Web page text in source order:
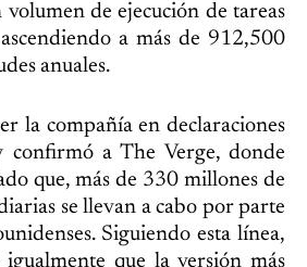
de ejecución de tareas
a más de 912,500
anuales.
la compañía en declaraciones
confirmó a The Verge, donde
que, más de 330 millones de
se llevan a cabo por parte
Siguiendo esta línea,
que la versión más